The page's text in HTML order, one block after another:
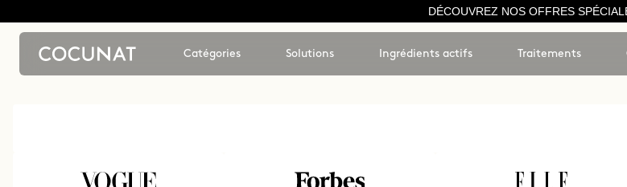
DÉCOUVREZ NOS OFFRES
Catégories Solutions Ingrédients actifs Traitements